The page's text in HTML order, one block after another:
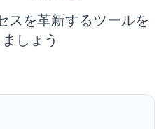
スを革新するツールを
しょう